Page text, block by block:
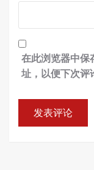
在此浏览器中保
址，以便下次评